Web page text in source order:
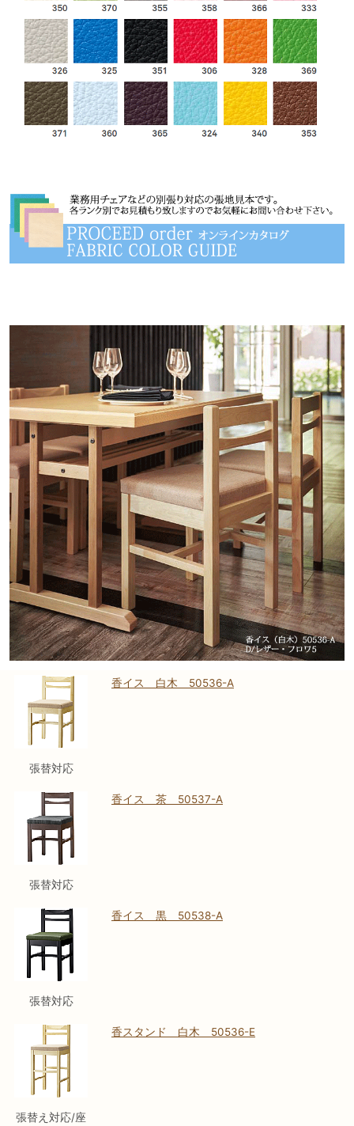
張替対応
香イス 白木 50536-A
張替対応
香イス 茶 50537-A
張替対応
香イス 黒 50538-A
張替え対応/座
香スタンド 白木 50536-E